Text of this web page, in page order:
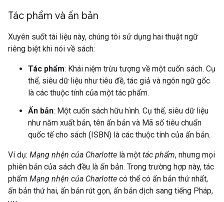
Tác phẩm và ấn bản
Xuyên suốt tài liệu này, chúng tôi sử dụng hai thuật ngữ
riêng biệt khi nói về sách:
Tác phẩm: Khái niệm trừu tượng về một cuốn sách. Cụ
thể, siêu dữ liệu như tiêu đề, tác giả và ngôn ngữ gốc
là các thuộc tính của một tác phẩm.
Ấn bản: Một cuốn sách hữu hình. Cụ thể, siêu dữ liệu
như năm xuất bản, tên ấn bản và Mã số tiêu chuẩn
quốc tế cho sách (ISBN) là các thuộc tính của ấn bản.
Ví dụ: Mạng nhện của Charlotte là một tác phẩm, nhưng mọi
phiên bản của sách đều là ấn bản. Trong trường hợp này, tác
phẩm Mạng nhện của Charlotte có thể có ấn bản thứ nhất,
ấn bản thứ hai, ấn bản rút gọn, ấn bản dịch sang tiếng Pháp,